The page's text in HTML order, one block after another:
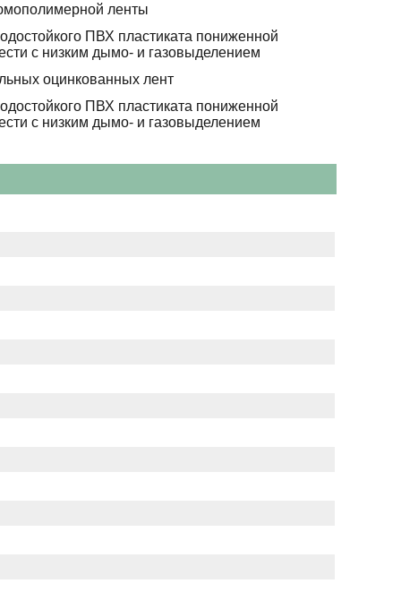
ленты
ПВХ пластиката пониженной
с низким дымо- и газовыделением
оцинкованных лент
ПВХ пластиката пониженной
с низким дымо- и газовыделением